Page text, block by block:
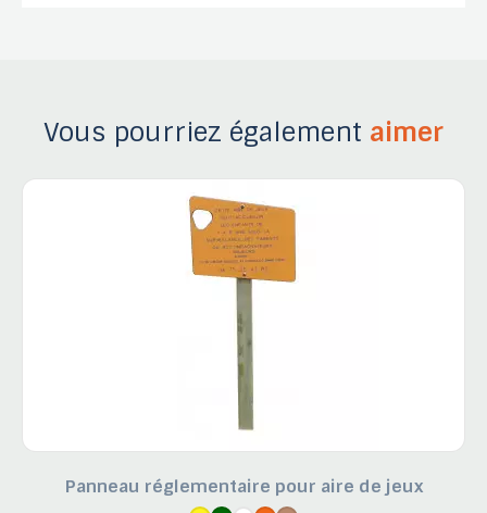
Vous pourriez également aimer
Panneau réglementaire pour aire de jeux